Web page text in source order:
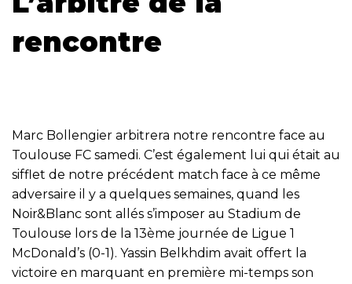
rencontre
Marc Bollengier arbitrera notre rencontre face au
Toulouse FC samedi. C’est également lui qui était au
sifflet de notre précédent match face à ce même
adversaire il y a quelques semaines, quand les
Noir&Blanc sont allés s’imposer au Stadium de
Toulouse lors de la 13ème journée de Ligue 1
McDonald’s (0-1). Yassin Belkhdim avait offert la
victoire en marquant en première mi-temps son